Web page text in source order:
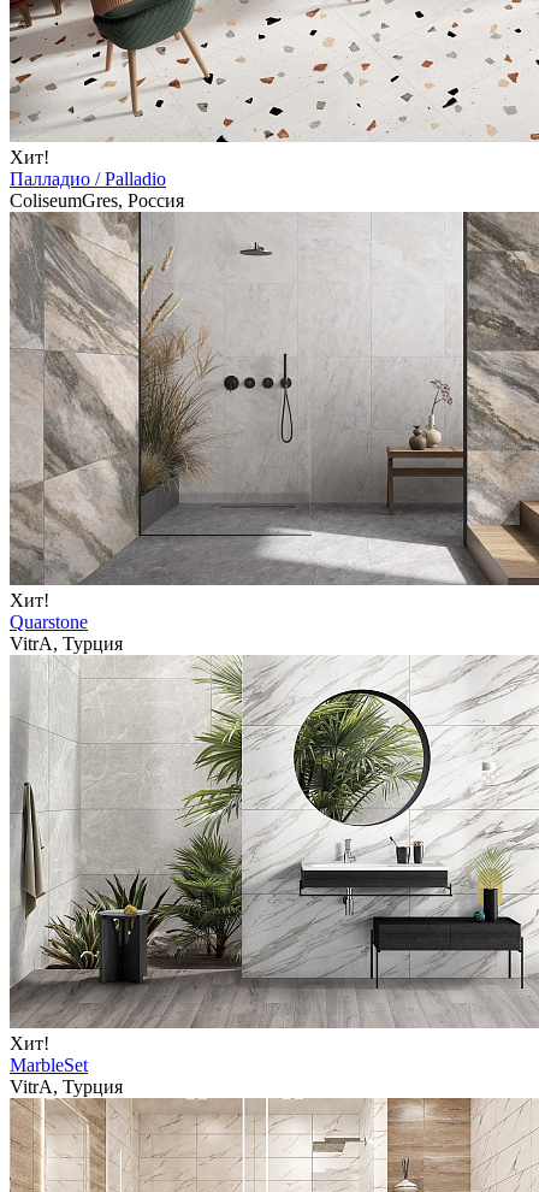
Хит!
Палладио / Palladio
ColiseumGres, Россия
Хит!
Quarstone
VitrA, Турция
Хит!
MarbleSet
VitrA, Турция